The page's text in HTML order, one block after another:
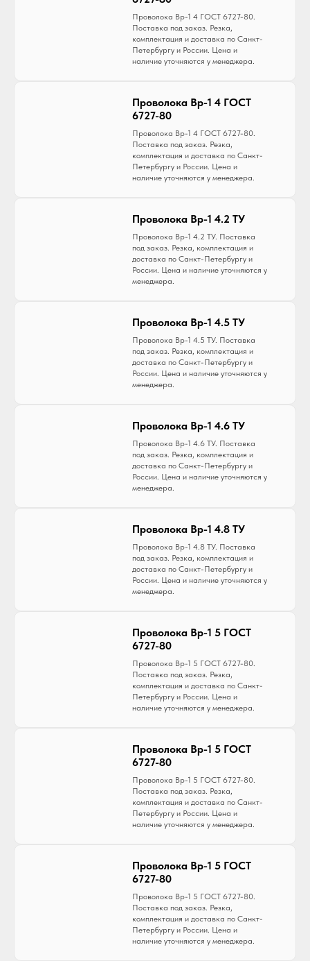
Проволока Вр-1 4 ГОСТ 6727-80.
Поставка под заказ. Резка,
комплектация и доставка по Санкт-
Петербургу и России. Цена и
наличие уточняются у менеджера.
Проволока Вр-1 4 ГОСТ
6727-80
Проволока Вр-1 4 ГОСТ 6727-80.
Поставка под заказ. Резка,
комплектация и доставка по Санкт-
Петербургу и России. Цена и
наличие уточняются у менеджера.
Проволока Вр-1 4.2 ТУ
Проволока Вр-1 4.2 ТУ. Поставка
под заказ. Резка, комплектация и
доставка по Санкт-Петербургу и
России. Цена и наличие уточняются у
менеджера.
Проволока Вр-1 4.5 ТУ
Проволока Вр-1 4.5 ТУ. Поставка
под заказ. Резка, комплектация и
доставка по Санкт-Петербургу и
России. Цена и наличие уточняются у
менеджера.
Проволока Вр-1 4.6 ТУ
Проволока Вр-1 4.6 ТУ. Поставка
под заказ. Резка, комплектация и
доставка по Санкт-Петербургу и
России. Цена и наличие уточняются у
менеджера.
Проволока Вр-1 4.8 ТУ
Проволока Вр-1 4.8 ТУ. Поставка
под заказ. Резка, комплектация и
доставка по Санкт-Петербургу и
России. Цена и наличие уточняются у
менеджера.
Проволока Вр-1 5 ГОСТ
6727-80
Проволока Вр-1 5 ГОСТ 6727-80.
Поставка под заказ. Резка,
комплектация и доставка по Санкт-
Петербургу и России. Цена и
наличие уточняются у менеджера.
Проволока Вр-1 5 ГОСТ
6727-80
Проволока Вр-1 5 ГОСТ 6727-80.
Поставка под заказ. Резка,
комплектация и доставка по Санкт-
Петербургу и России. Цена и
наличие уточняются у менеджера.
Проволока Вр-1 5 ГОСТ
6727-80
Проволока Вр-1 5 ГОСТ 6727-80.
Поставка под заказ. Резка,
комплектация и доставка по Санкт-
Петербургу и России. Цена и
наличие уточняются у менеджера.